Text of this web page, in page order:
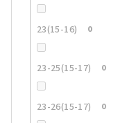
23(15-16) 0
23-25(15-17) 0
23-26(15-17) 0